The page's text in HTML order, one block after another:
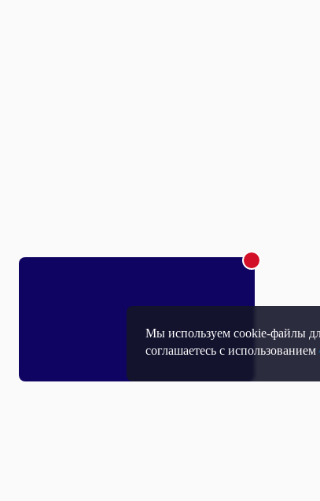
Мы используем cookie-файлы
соглашаетесь с использованием